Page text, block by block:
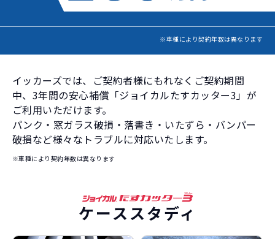
※車種により契約年数は異なります
イッカーズでは、ご契約者様にもれなくご契約期間
中、 3年間の安心補償「ジョイカルたすカッター3」が
ご利用いただけます。
パンク・窓ガラス破損・落書き・いたずら・バンパー
破損など様々なトラブルに対応いたします。
※車種により契約年数は異なります
ケーススタディ